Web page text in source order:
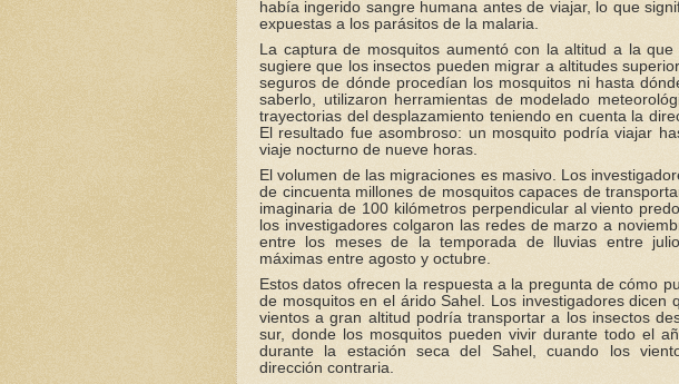
había ingerido sangre humana antes de viajar, lo que
expuestas a los parásitos de la malaria.
La captura de mosquitos aumentó con la altitud a la
sugiere que los insectos pueden migrar a altitudes
seguros de dónde procedían los mosquitos ni hasta
saberlo, utilizaron herramientas de modelado
trayectorias del desplazamiento teniendo en cuenta la
El resultado fue asombroso: un mosquito podría viajar
viaje nocturno de nueve horas.
El volumen de las migraciones es masivo. Los
de cincuenta millones de mosquitos capaces de
imaginaria de 100 kilómetros perpendicular al viento
los investigadores colgaron las redes de marzo a
entre los meses de la temporada de lluvias entre
máximas entre agosto y octubre.
Estos datos ofrecen la respuesta a la pregunta de cómo
de mosquitos en el árido Sahel. Los investigadores dicen
vientos a gran altitud podría transportar a los insectos
sur, donde los mosquitos pueden vivir durante todo el
durante la estación seca del Sahel, cuando los
dirección contraria.